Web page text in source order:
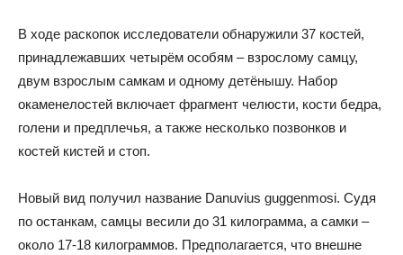
В ходе раскопок исследователи обнаружили 37 костей,
принадлежавших четырём особям – взрослому самцу,
двум взрослым самкам и одному детёнышу. Набор
окаменелостей включает фрагмент челюсти, кости бедра,
голени и предплечья, а также несколько позвонков и
костей кистей и стоп.
Новый вид получил название Danuvius guggenmosi. Судя
по останкам, самцы весили до 31 килограмма, а самки –
около 17-18 килограммов. Предполагается, что внешне